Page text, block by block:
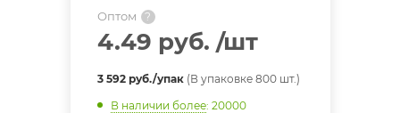
Оптом ?
4.49 руб. /шт
3 592 руб./упак(В упаковке 800 шт.)
В наличии более: 20000